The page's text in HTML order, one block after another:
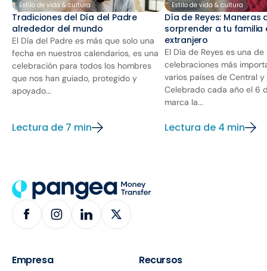
Estilo de vida & cultura
Tradiciones del Día del Padre
alrededor del mundo
El Día del Padre es más que solo una
fecha en nuestros calendarios, es una
celebración para todos los hombres
que nos han guiado, protegido y
apoyado...
Lectura de 7 min
Estilo de vida & cultura
Día de Reyes: Maneras
sorprender a tu familia
extranjero
El Día de Reyes es una de
celebraciones más
varios países de Central y
Celebrado cada año el 6
marca la...
Lectura de 4 min
Empresa Recursos